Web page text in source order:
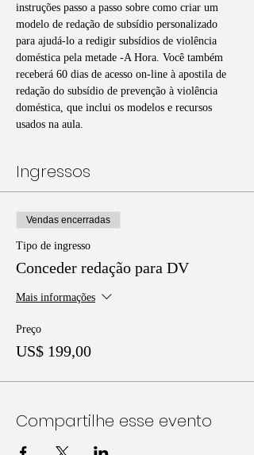
instruções passo a passo sobre como criar um
modelo de redação de subsídio personalizado
para ajudá-lo a redigir subsídios de violência
doméstica pela metade -A Hora. Você também
receberá 60 dias de acesso on-line à apostila de
redação do subsídio de prevenção à violência
doméstica, que inclui os modelos e recursos
usados na aula.
Ingressos
Vendas encerradas
Tipo de ingresso
Conceder redação para DV
Mais informações
Preço
US$ 199,00
Compartilhe esse evento